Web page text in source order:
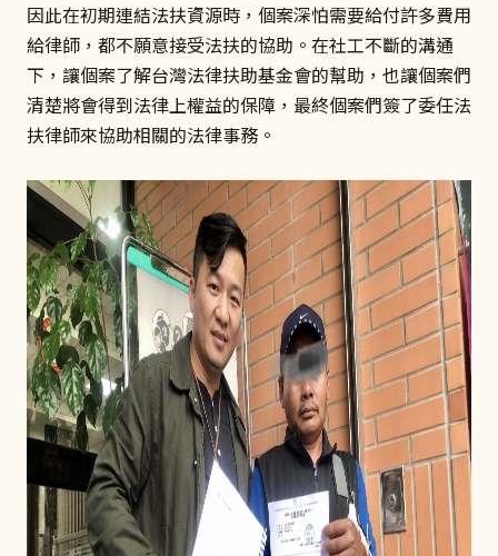
因此在初期連結法扶資源時，個案深怕需要給付許多費用
給律師，都不願意接受法扶的協助。在社工不斷的溝通
下，讓個案了解台灣法律扶助基金會的幫助，也讓個案們
清楚將會得到法律上權益的保障，最終個案們簽了委任法
扶律師來協助相關的法律事務。